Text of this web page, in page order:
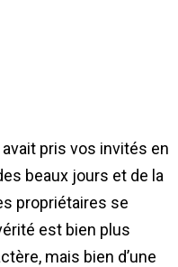
avait pris vos invités en
beaux jours et de la
propriétaires se
est bien plus
mais bien d’une